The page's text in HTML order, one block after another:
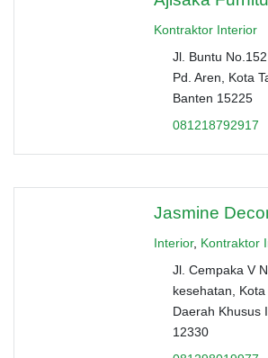
Kontraktor Interior
Jl. Buntu
Pd. Aren, Kota
Banten 15225
081218792917
Jasmine
Interior, Kontraktor
Jl. Cempaka V
kesehatan,
Daerah Khusus
12330